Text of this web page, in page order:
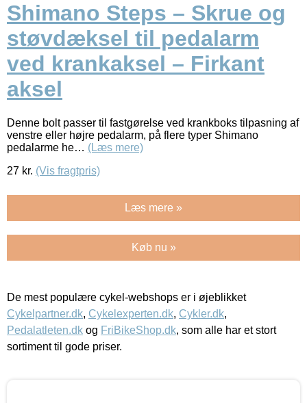
Shimano Steps – Skrue og
støvdæksel til pedalarm
ved krankaksel – Firkant
aksel
Denne bolt passer til fastgørelse ved krankboks tilpasning af
venstre eller højre pedalarm, på flere typer Shimano
pedalarme he… (Læs mere)
27 kr. (Vis fragtpris)
Læs mere »
Køb nu »
De mest populære cykel-webshops er i øjeblikket
Cykelpartner.dk, Cykelexperten.dk, Cykler.dk,
Pedalatleten.dk og FriBikeShop.dk, som alle har et stort
sortiment til gode priser.